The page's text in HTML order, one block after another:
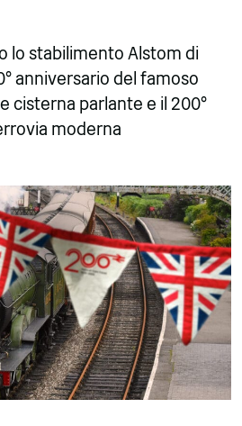
lo stabilimento Alstom di
anniversario del famoso
cisterna parlante e il 200°
moderna